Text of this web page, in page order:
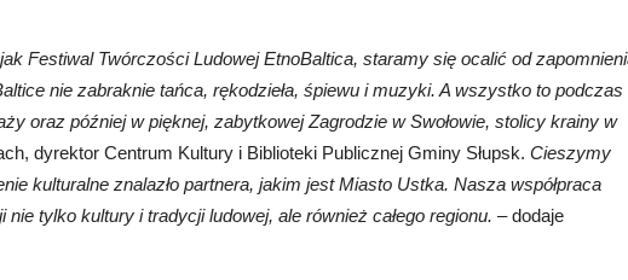
Festiwal Twórczości Ludowej EtnoBaltica, staramy się ocalić od
nie zabraknie tańca, rękodzieła, śpiewu i muzyki. A wszystko to podczas
oraz później w pięknej, zabytkowej Zagrodzie w Swołowie, stolicy krainy w
dyrektor Centrum Kultury i Biblioteki Publicznej Gminy Słupsk. Cieszymy
kulturalne znalazło partnera, jakim jest Miasto Ustka. Nasza współpraca
tylko kultury i tradycji ludowej, ale również całego regionu. – dodaje